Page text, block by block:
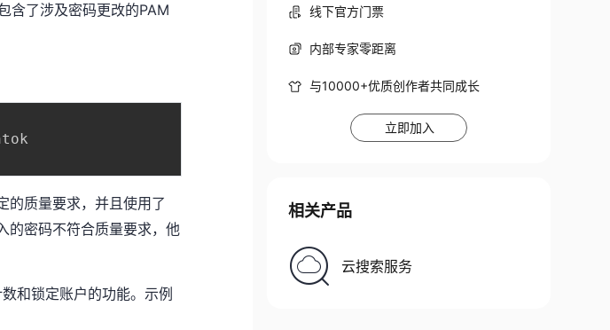
含了涉及密码更改的PAM
的质量要求，并且使用了
的密码不符合质量要求，他
和锁定账户的功能。示例
线下官方门票
内部专家零距离
与10000+优质创作者共同成长
立即加入
相关产品
云搜索服务